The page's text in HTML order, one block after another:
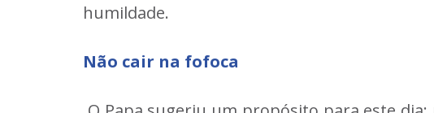
humildade.
Não cair na fofoca